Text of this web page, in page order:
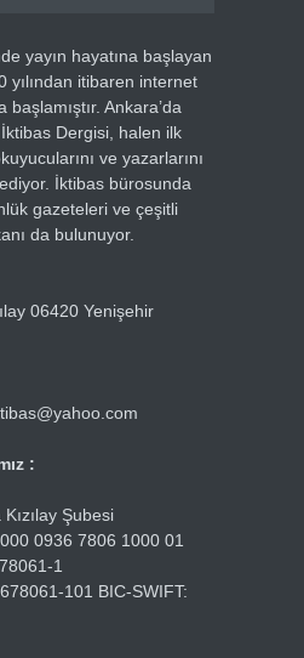
yayın hayatına başlayan
yılından itibaren internet
başlamıştır. Ankara’da
Dergisi, halen ilk
ve yazarlarını
İktibas bürosunda
gazeteleri ve çeşitli
da bulunuyor.
06420 Yenişehir
:
Şubesi
0936 7806 1000 01
1
101 BIC-SWIFT: